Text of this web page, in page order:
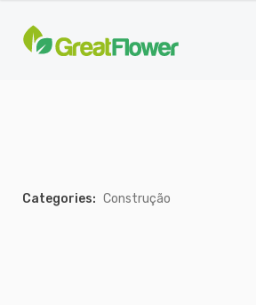
Categories: Construção